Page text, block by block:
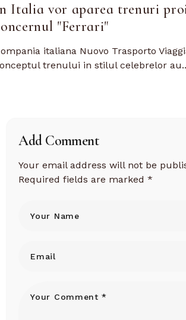
Italia vor aparea trenuri
"Ferrari"
italiana Nuovo Trasporto
trenului in stilul celebrelor
Add Comment
Your email address will not be
Required fields are marked*